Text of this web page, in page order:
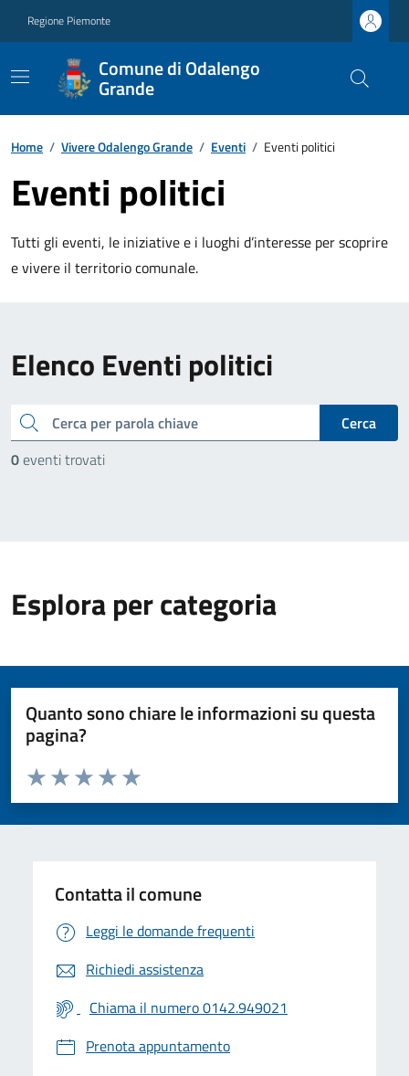
Regione Piemonte
Comune di Odalengo
Grande
Home / Vivere Odalengo Grande / Eventi / Eventi politici
Eventi politici
Tutti gli eventi, le iniziative e i luoghi d’interesse per scoprire
e vivere il territorio comunale.
Elenco Eventi politici
cerca
Cerca
0eventi trovati
Esplora per categoria
Quanto sono chiare le informazioni su questa
pagina?
Valuta da 1 a 5 stelle la pagina
Valuta 5 stelle su 5
Valuta 4 stelle su 5
Valuta 3 stelle su 5
Valuta 2 stelle su 5
Valuta 1 stelle su 5
Contatta il comune
Leggi le domande frequenti
Richiedi assistenza
Chiama il numero 0142.949021
Prenota appuntamento